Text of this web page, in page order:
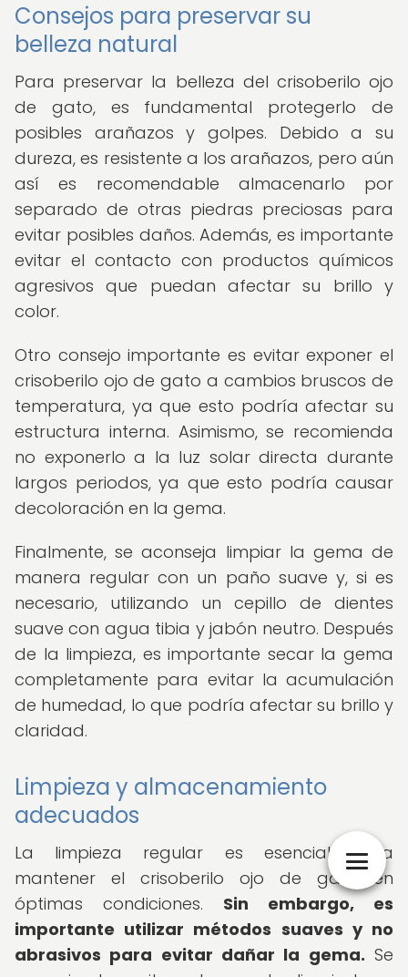
Consejos para preservar su
belleza natural
Para preservar la belleza del crisoberilo ojo
de gato, es fundamental protegerlo de
posibles arañazos y golpes. Debido a su
dureza, es resistente a los arañazos, pero aún
así es recomendable almacenarlo por
separado de otras piedras preciosas para
evitar posibles daños. Además, es importante
evitar el contacto con productos químicos
agresivos que puedan afectar su brillo y
color.
Otro consejo importante es evitar exponer el
crisoberilo ojo de gato a cambios bruscos de
temperatura, ya que esto podría afectar su
estructura interna. Asimismo, se recomienda
no exponerlo a la luz solar directa durante
largos periodos, ya que esto podría causar
decoloración en la gema.
Finalmente, se aconseja limpiar la gema de
manera regular con un paño suave y, si es
necesario, utilizando un cepillo de dientes
suave con agua tibia y jabón neutro. Después
de la limpieza, es importante secar la gema
completamente para evitar la acumulación
de humedad, lo que podría afectar su brillo y
claridad.
Limpieza y almacenamiento
adecuados
La limpieza regular es esencial para
mantener el crisoberilo ojo de gato en
óptimas condiciones. Sin embargo, es
importante utilizar métodos suaves y no
abrasivos para evitar dañar la gema. Se